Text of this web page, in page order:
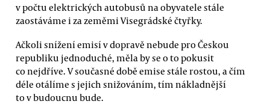
v počtu elektrických autobusů na obyvatele stále
zaostáváme i za zeměmi Visegrádské čtyřky.
Ačkoli snížení emisí v dopravě nebude pro Českou
republiku jednoduché, měla by se o to pokusit
co nejdříve. V současné době emise stále rostou, a čím
déle otálíme s jejich snižováním, tím nákladnější
to v budoucnu bude.